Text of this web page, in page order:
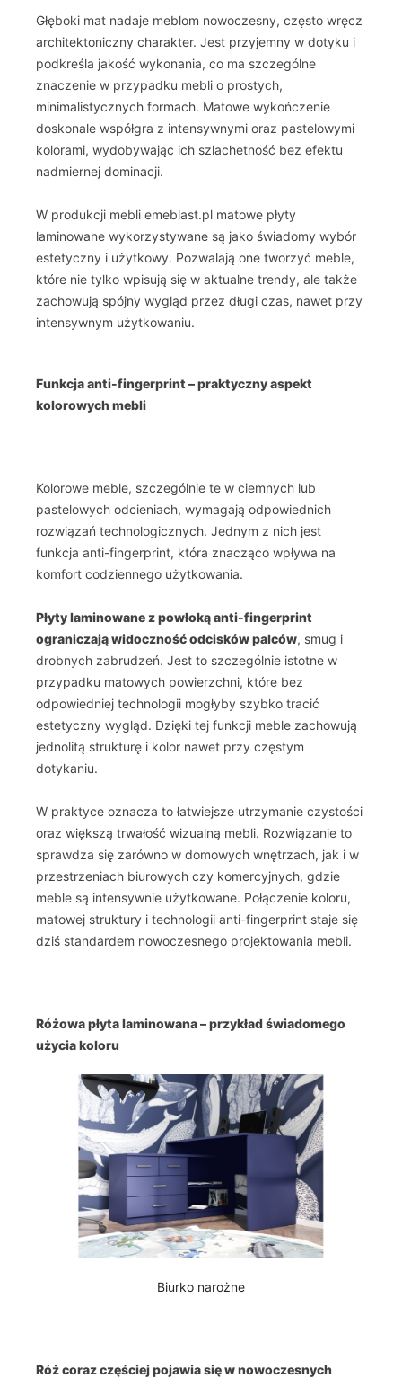
Głęboki mat nadaje meblom nowoczesny, często wręcz
architektoniczny charakter. Jest przyjemny w dotyku i
podkreśla jakość wykonania, co ma szczególne
znaczenie w przypadku mebli o prostych,
minimalistycznych formach. Matowe wykończenie
doskonale współgra z intensywnymi oraz pastelowymi
kolorami, wydobywając ich szlachetność bez efektu
nadmiernej dominacji.
W produkcji mebli emeblast.pl matowe płyty
laminowane wykorzystywane są jako świadomy wybór
estetyczny i użytkowy. Pozwalają one tworzyć meble,
które nie tylko wpisują się w aktualne trendy, ale także
zachowują spójny wygląd przez długi czas, nawet przy
intensywnym użytkowaniu.
Funkcja anti-fingerprint – praktyczny aspekt
kolorowych mebli
Kolorowe meble, szczególnie te w ciemnych lub
pastelowych odcieniach, wymagają odpowiednich
rozwiązań technologicznych. Jednym z nich jest
funkcja anti-fingerprint, która znacząco wpływa na
komfort codziennego użytkowania.
Płyty laminowane z powłoką anti-fingerprint
ograniczają widoczność odcisków palców, smug i
drobnych zabrudzeń. Jest to szczególnie istotne w
przypadku matowych powierzchni, które bez
odpowiedniej technologii mogłyby szybko tracić
estetyczny wygląd. Dzięki tej funkcji meble zachowują
jednolitą strukturę i kolor nawet przy częstym
dotykaniu.
W praktyce oznacza to łatwiejsze utrzymanie czystości
oraz większą trwałość wizualną mebli. Rozwiązanie to
sprawdza się zarówno w domowych wnętrzach, jak i w
przestrzeniach biurowych czy komercyjnych, gdzie
meble są intensywnie użytkowane. Połączenie koloru,
matowej struktury i technologii anti-fingerprint staje się
dziś standardem nowoczesnego projektowania mebli.
Różowa płyta laminowana – przykład świadomego
użycia koloru
Biurko narożne
Róż coraz częściej pojawia się w nowoczesnych